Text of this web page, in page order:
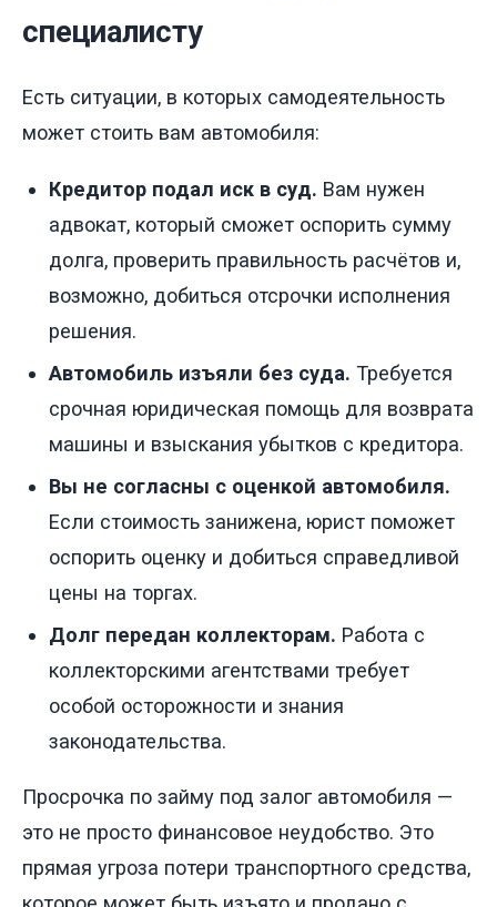
специалисту
Есть ситуации, в которых самодеятельность
может стоить вам автомобиля:
Кредитор подал иск в суд. Вам нужен
адвокат, который сможет оспорить сумму
долга, проверить правильность расчётов и,
возможно, добиться отсрочки исполнения
решения.
Автомобиль изъяли без суда. Требуется
срочная юридическая помощь для возврата
машины и взыскания убытков с кредитора.
Вы не согласны с оценкой автомобиля.
Если стоимость занижена, юрист поможет
оспорить оценку и добиться справедливой
цены на торгах.
Долг передан коллекторам. Работа с
коллекторскими агентствами требует
особой осторожности и знания
законодательства.
Просрочка по займу под залог автомобиля —
это не просто финансовое неудобство. Это
прямая угроза потери транспортного средства,